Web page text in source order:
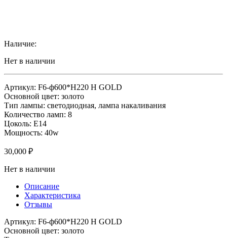
Наличие:
Нет в наличии
Артикул: F6-ф600*H220 H GOLD
Основной цвет: золото
Тип лампы: светодиодная, лампа накаливания
Количество ламп: 8
Цоколь: E14
Мощность: 40w
30,000 ₽
Нет в наличии
Описание
Характеристика
Отзывы
Артикул: F6-ф600*H220 H GOLD
Основной цвет: золото